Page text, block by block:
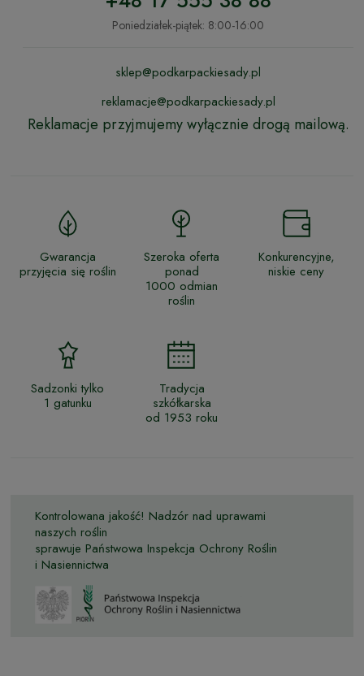
Poniedziałek-piątek: 8:00-16:00
sklep@podkarpackiesady.pl
reklamacje@podkarpackiesady.pl
Reklamacje przyjmujemy wyłącznie drogą mailową.
Gwarancja
przyjęcia się roślin
Szeroka oferta
ponad
1000 odmian
roślin
Konkurencyjne,
niskie ceny
Sadzonki tylko
1 gatunku
Tradycja
szkółkarska
od 1953 roku
Kontrolowana jakość! Nadzór nad uprawami
naszych roślin
sprawuje Państwowa Inspekcja Ochrony Roślin
i Nasiennictwa